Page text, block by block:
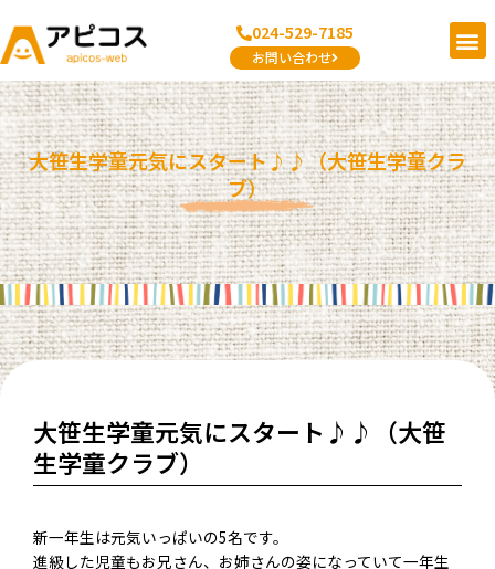
容
を
ス
キ
ッ
プ
024-529-7185
お問い合わせ
メ
ニ
ュ
ー
大笹生学童元気にスタート♪♪（大笹生学童クラ
ブ）
大笹生学童元気にスタート♪♪（大笹
生学童クラブ）
新一年生は元気いっぱいの5名です。
進級した児童もお兄さん、お姉さんの姿になっていて一年生